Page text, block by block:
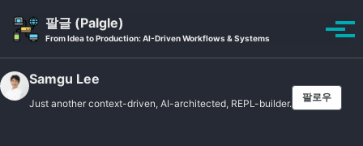
팔글 (Palgle)
From Idea to Production: AI-Driven Workflows & Systems
Toggle
토
Samgu Lee
Just another context-driven, AI-architected, REPL-builder.
팔로우